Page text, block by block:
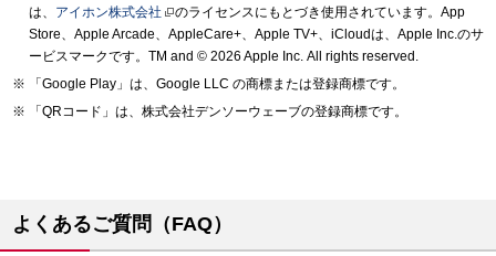
は、 アイホン株式会社
のライセンスにもとづき使用されています。App
Store、Apple Arcade、AppleCare+、Apple TV+、iCloudは、Apple Inc.のサ
ービスマークです。TM and © 2026 Apple Inc. All rights reserved.
「Google Play」は、Google LLC の商標または登録商標です。
「QRコード」は、株式会社デンソーウェーブの登録商標です。
よくあるご質問（FAQ）